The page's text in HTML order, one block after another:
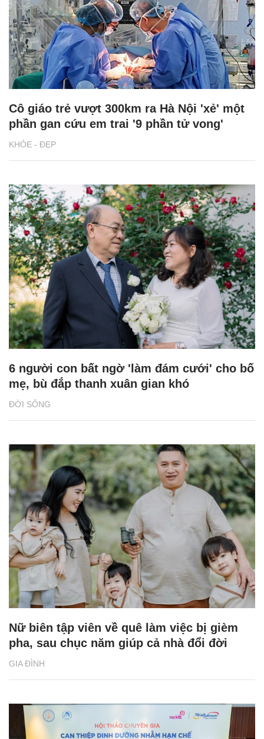
KHỎE - ĐẸP
Cô giáo trẻ vượt 300km ra Hà Nội 'xẻ' một
phần gan cứu em trai '9 phần tử vong'
ĐỜI SỐNG
6 người con bất ngờ 'làm đám cưới' cho bố
mẹ, bù đắp thanh xuân gian khó
GIA ĐÌNH
Nữ biên tập viên về quê làm việc bị gièm
pha, sau chục năm giúp cả nhà đổi đời